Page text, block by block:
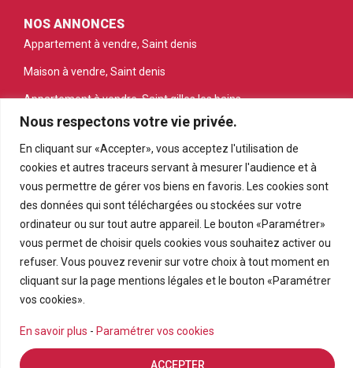
Nous respectons votre vie privée.
En cliquant sur «Accepter», vous acceptez l'utilisation de
cookies et autres traceurs servant à mesurer l'audience et à
vous permettre de gérer vos biens en favoris. Les cookies sont
des données qui sont téléchargées ou stockées sur votre
ordinateur ou sur tout autre appareil. Le bouton «Paramétrer»
vous permet de choisir quels cookies vous souhaitez activer ou
refuser. Vous pouvez revenir sur votre choix à tout moment en
cliquant sur la page mentions légales et le bouton «Paramétrer
vos cookies».
En savoir plus - Paramétrer vos cookies
ACCEPTER
NOS ANNONCES
Appartement à vendre, Saint denis
Maison à vendre, Saint denis
Appartement à vendre, Saint gilles les bains
Appartement à vendre, Saint pierre
Appartement à vendre, Le tampon
Terrain à vendre, Petite ile
© PRMI 2026